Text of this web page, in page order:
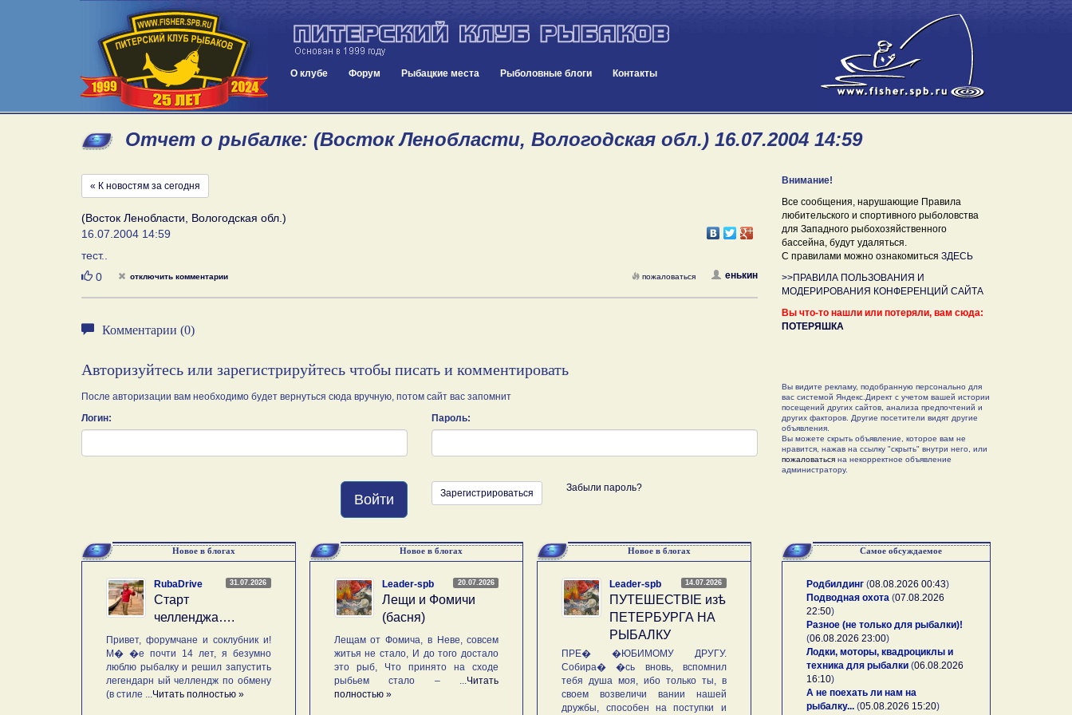
О клубе Форум Рыбацкие места Рыболовные блоги Контакты
Отчет о рыбалке: (Восток Ленобласти, Вологодская обл.) 16.07.2004 14:59
« К новостям за сегодня
(Восток Ленобласти, Вологодская обл.)
16.07.2004 14:59
тест..
Нравится
0 отключить комментарии енькин
пожаловаться
Комментарии (0)
Авторизуйтесь или зарегистрируйтесь чтобы писать и комментировать
После авторизации вам необходимо будет вернуться сюда вручную, потом сайт вас запомнит
Логин:
Пароль:
Войти Зарегистрироваться Забыли пароль?
Внимание!
Все сообщения, нарушающие Правила
любительского и спортивного рыболовства
для Западного рыбохозяйственного
бассейна, будут удаляться.
С правилами можно ознакомиться ЗДЕСЬ
>>ПРАВИЛА ПОЛЬЗОВАНИЯ И
МОДЕРИРОВАНИЯ КОНФЕРЕНЦИЙ САЙТА
Вы что-то нашли или потеряли, вам сюда:
ПОТЕРЯШКА
Вы видите рекламу, подобранную персонально для
вас системой Яндекс.Директ с учетом вашей истории
посещений других сайтов, анализа предпочтений и
других факторов. Другие посетители видят другие
объявления.
Вы можете скрыть объявление, которое вам не
нравится, нажав на ссылку "скрыть" внутри него, или
пожаловатьсяна некорректное объявление
администратору.
Новое в блогах
31.07.2026
RubaDrive
Старт
челленджа….
Привет, форумчане и соклубник и!
М� �е почти 14 лет, я безумно
люблю рыбалку и решил запустить
легендарн ый челлендж по обмену
(в стиле ...Читать полностью »
Новое в блогах
20.07.2026
Leader-spb
Лещи и Фомичи
(басня)
Лещам от Фомича, в Неве, совсем
житья не стало, И до того достало
это рыб, Что принято на сходе
рыбьем стало – ...Читать
полностью »
Новое в блогах
14.07.2026
Leader-spb
ПУТЕШЕСТВIE изѣ
ПЕТЕРБУРГА НА
РЫБАЛКУ
ПРЕ� �ЮБИМОМУ ДРУГУ.
Собира� �сь вновь, вспомнил
тебя душа моя, ибо только ты, в
своем возвеличи вании нашей
дружбы, способен на поступки и
Самое обсуждаемое
Родбилдинг(08.08.2026 00:43)
Подводная охота(07.08.2026
22:50)
Разное (не только для рыбалки)!
(06.08.2026 23:00)
Лодки, моторы, квадроциклы и
техника для рыбалки(06.08.2026
16:10)
А не поехать ли нам на
рыбалку...(05.08.2026 15:20)